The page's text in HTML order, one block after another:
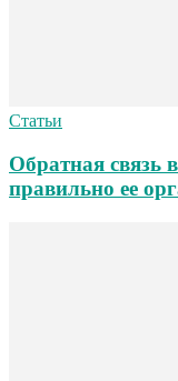
Статьи
Обратная связь
правильно ее